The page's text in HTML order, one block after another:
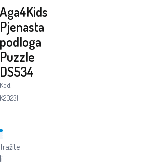
Aga4Kids
Pjenasta
podloga
Puzzle
DS534
Kôd:
K20231
Tražite
li